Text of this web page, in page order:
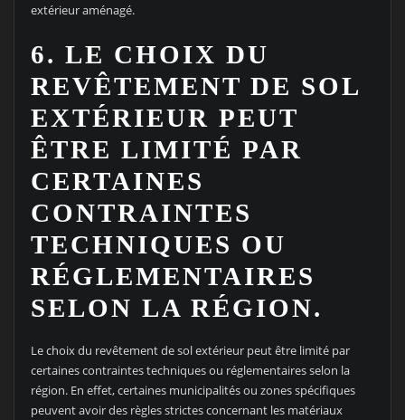
extérieur aménagé.
6. LE CHOIX DU
REVÊTEMENT DE SOL
EXTÉRIEUR PEUT
ÊTRE LIMITÉ PAR
CERTAINES
CONTRAINTES
TECHNIQUES OU
RÉGLEMENTAIRES
SELON LA RÉGION.
Le choix du revêtement de sol extérieur peut être limité par
certaines contraintes techniques ou réglementaires selon la
région. En effet, certaines municipalités ou zones spécifiques
peuvent avoir des règles strictes concernant les matériaux